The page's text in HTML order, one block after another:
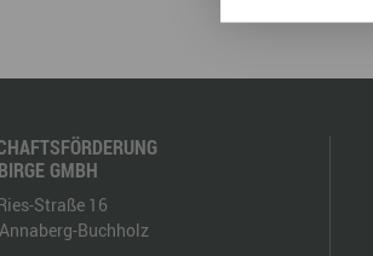
GMBH
Straße 16
Annaberg-Buchholz